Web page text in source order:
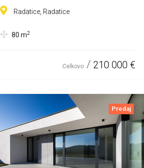
Radatice, Radatice
80 m2
Celkovo 210 000 €
Predaj